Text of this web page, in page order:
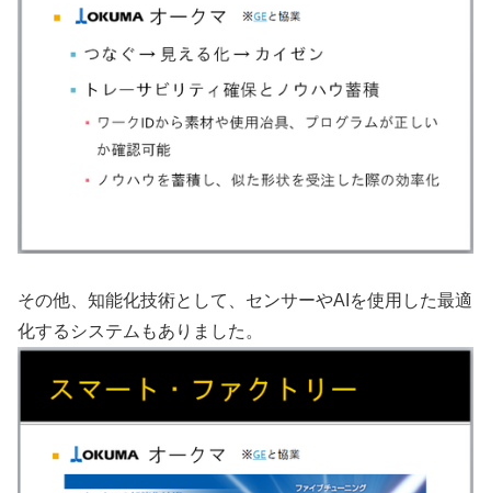
その他、知能化技術として、センサーやAIを使用した最適
化するシステムもありました。